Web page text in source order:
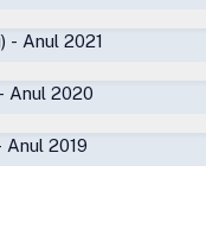
- Anul 2021
- Anul 2020
Anul 2019